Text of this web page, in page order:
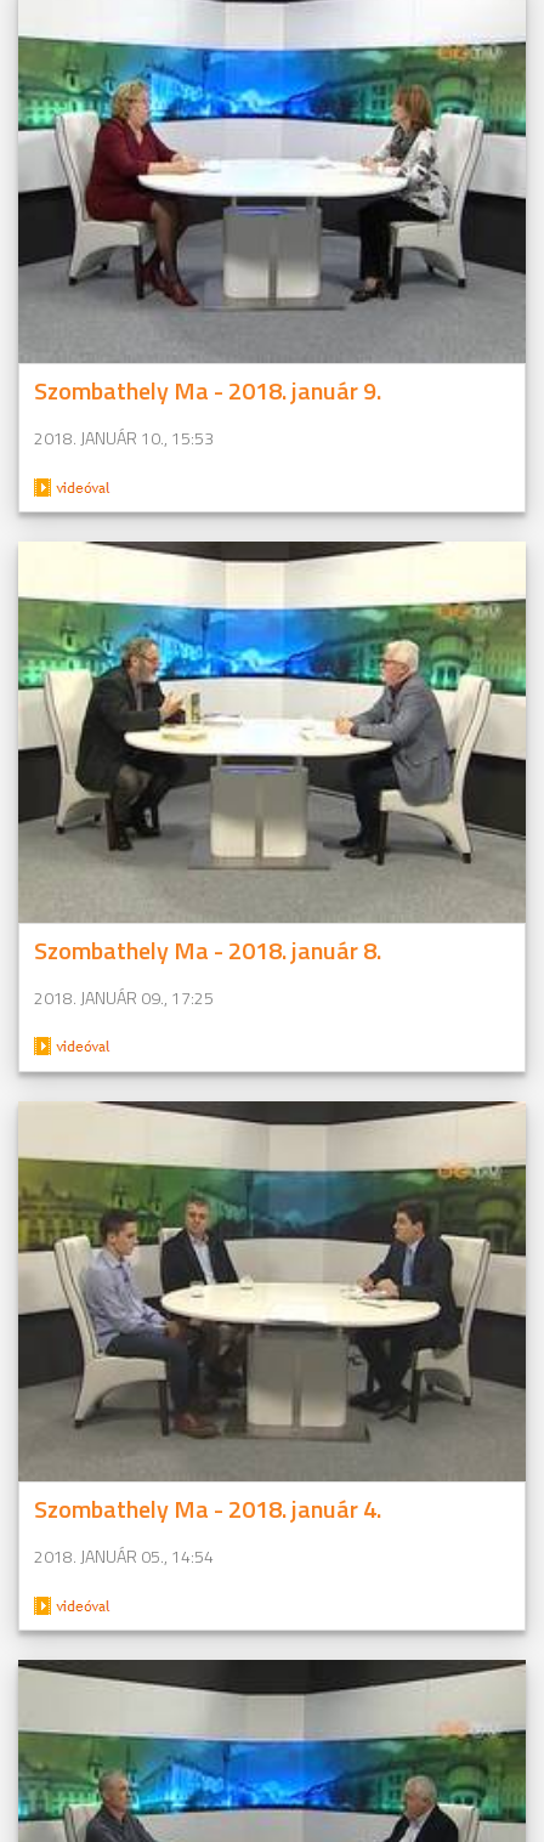
Szombathely Ma - 2018. január 9.
2018. JANUÁR 10., 15:53
Szombathely Ma - 2018. január 8.
2018. JANUÁR 09., 17:25
Szombathely Ma - 2018. január 4.
2018. JANUÁR 05., 14:54